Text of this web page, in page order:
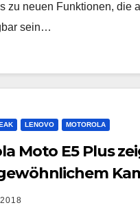
zu neuen Funktionen, die
sein…
LENOVO MOTOROLA
Moto E5 Plus